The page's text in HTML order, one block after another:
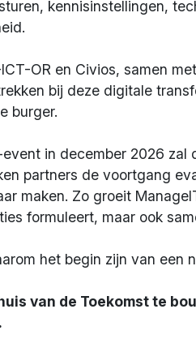
kennisinstellingen,
OR en Civios, samen
bij deze digitale
burger.
in december 2026
partners de voortgang
maken. Zo groeit
formuleert, maar ook
het begin zijn van een
van de Toekomst te